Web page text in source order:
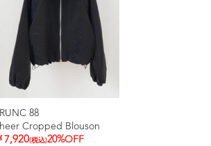
88
Cropped Blouson
7,920(税込)20%OFF